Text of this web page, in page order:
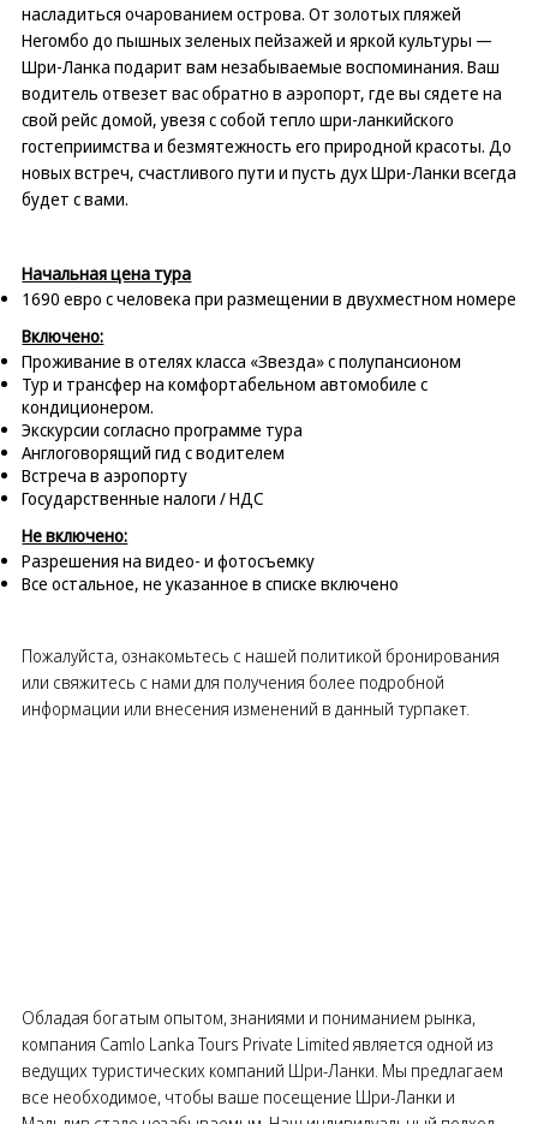
насладиться очарованием острова. От золотых пляжей
Негомбо до пышных зеленых пейзажей и яркой культуры —
Шри-Ланка подарит вам незабываемые воспоминания. Ваш
водитель отвезет вас обратно в аэропорт, где вы сядете на
свой рейс домой, увезя с собой тепло шри-ланкийского
гостеприимства и безмятежность его природной красоты. До
новых встреч, счастливого пути и пусть дух Шри-Ланки всегда
будет с вами.
Начальная цена тура
1690 евро с человека при размещении в двухместном номере
Включено:
Проживание в отелях класса «Звезда» с полупансионом
Тур и трансфер на комфортабельном автомобиле с
кондиционером.
Экскурсии согласно программе тура
Англоговорящий гид с водителем
Встреча в аэропорту
Государственные налоги / НДС
Не включено:
Разрешения на видео- и фотосъемку
Все остальное, не указанное в списке включено
Пожалуйста, ознакомьтесь с нашей политикой бронирования
или свяжитесь с нами для получения более подробной
информации или внесения изменений в данный турпакет.
Обладая богатым опытом, знаниями и пониманием рынка,
компания Camlo Lanka Tours Private Limited является одной из
ведущих туристических компаний Шри-Ланки. Мы предлагаем
все необходимое, чтобы ваше посещение Шри-Ланки и